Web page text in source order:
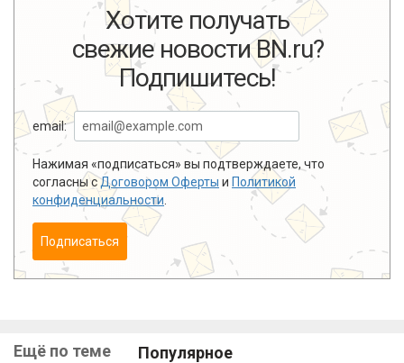
Хотите получать
свежие новости BN.ru?
Подпишитесь!
email:
Нажимая «подписаться» вы подтверждаете, что
согласны сДоговором Оферты и Политикой
конфиденциальности
Подписаться
Ещё по теме Популярное